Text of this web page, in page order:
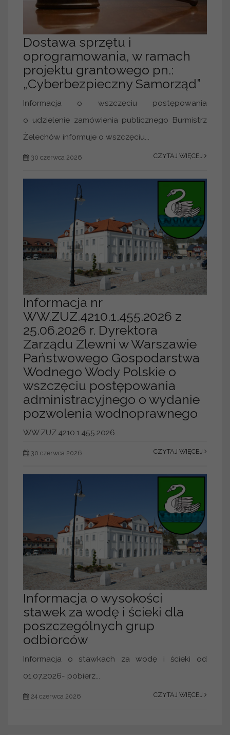
Dostawa sprzętu i
oprogramowania, w ramach
projektu grantowego pn.:
„Cyberbezpieczny Samorząd”
Informacja o wszczęciu postępowania
o udzielenie zamówienia publicznego Burmistrz
Żelechów informuje o wszczęciu...
30 czerwca 2026 CZYTAJ WIĘCEJ
Informacja nr
WW.ZUZ.4210.1.455.2026 z
25.06.2026 r. Dyrektora
Zarządu Zlewni w Warszawie
Państwowego Gospodarstwa
Wodnego Wody Polskie o
wszczęciu postępowania
administracyjnego o wydanie
pozwolenia wodnoprawnego
WW.ZUZ.4210.1.455.2026...
30 czerwca 2026 CZYTAJ WIĘCEJ
Informacja o wysokości
stawek za wodę i ścieki dla
poszczególnych grup
odbiorców
Informacja o stawkach za wodę i ścieki od
01.07.2026- pobierz...
24 czerwca 2026 CZYTAJ WIĘCEJ